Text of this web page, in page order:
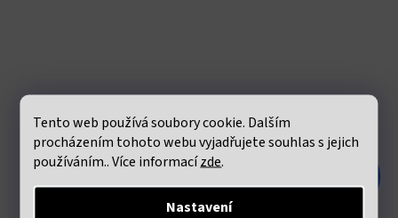
Tento web používá soubory cookie. Dalším
procházením tohoto webu vyjadřujete souhlas s jejich
používáním.. Více informacízde.
Nastavení